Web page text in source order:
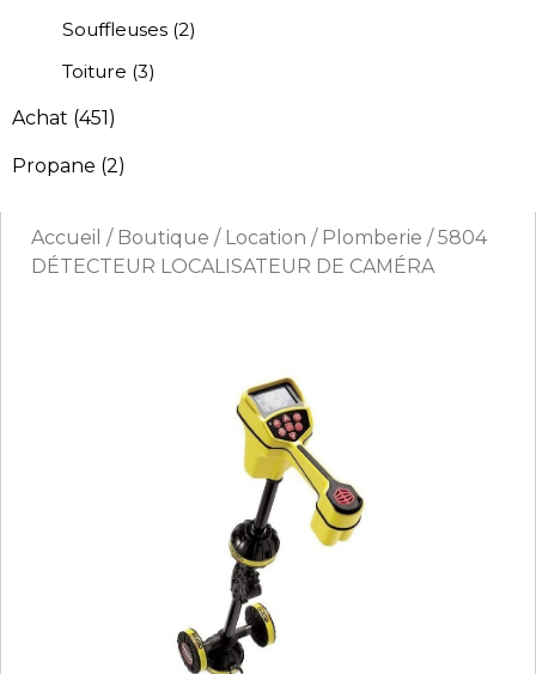
Souffleuses (2)
Toiture (3)
Achat (451)
Propane (2)
Accueil / Boutique / Location / Plomberie / 5804
DÉTECTEUR LOCALISATEUR DE CAMÉRA